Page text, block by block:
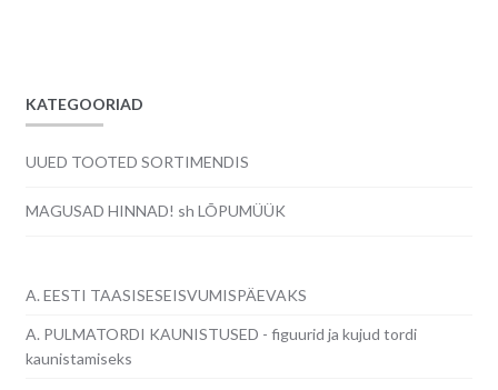
KATEGOORIAD
UUED TOOTED SORTIMENDIS
MAGUSAD HINNAD! sh LÕPUMÜÜK
A. EESTI TAASISESEISVUMISPÄEVAKS
A. PULMATORDI KAUNISTUSED - figuurid ja kujud tordi
kaunistamiseks